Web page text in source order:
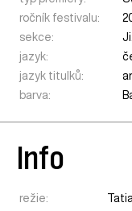
ročník festivalu:
sekce:
jazyk:
jazyk titulků:
barva:
Info
režie: